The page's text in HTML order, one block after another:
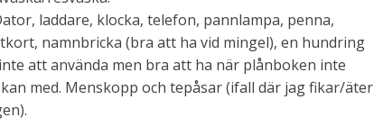
laddare, klocka, telefon, pannlampa, penna,
namnbricka (bra att ha vid mingel), en hundring
att använda men bra att ha när plånboken inte
med. Menskopp och tepåsar (ifall där jag fikar/äter